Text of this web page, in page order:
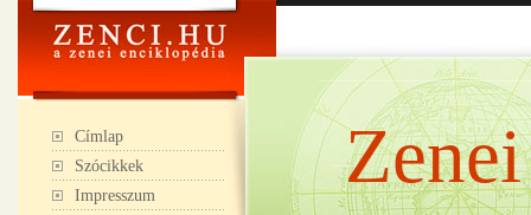
Címlap
Szócikkek
Impresszum